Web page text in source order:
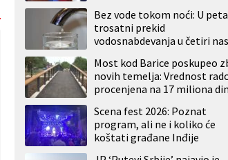
Bez vode tokom noći: U
trosatni prekid
vodosnabdevanja u četiri
Most kod Barice poskupeo
novih temelja: Vrednost
procenjena na 17 miliona
Scena fest 2026: Poznat
program, ali ne i koliko će
koštati građane Inđije